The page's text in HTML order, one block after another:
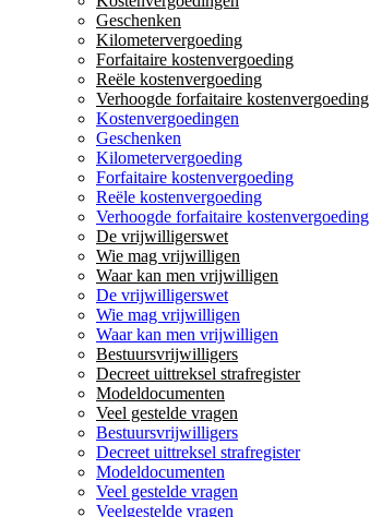
Geschenken
Kilometervergoeding
Forfaitaire kostenvergoeding
Reële kostenvergoeding
Verhoogde forfaitaire kostenvergoeding
Kostenvergoedingen
Geschenken
Kilometervergoeding
Forfaitaire kostenvergoeding
Reële kostenvergoeding
Verhoogde forfaitaire kostenvergoeding
De vrijwilligerswet
Wie mag vrijwilligen
Waar kan men vrijwilligen
De vrijwilligerswet
Wie mag vrijwilligen
Waar kan men vrijwilligen
Bestuursvrijwilligers
Decreet uittreksel strafregister
Modeldocumenten
Veel gestelde vragen
Bestuursvrijwilligers
Decreet uittreksel strafregister
Modeldocumenten
Veel gestelde vragen
Veelgestelde vragen